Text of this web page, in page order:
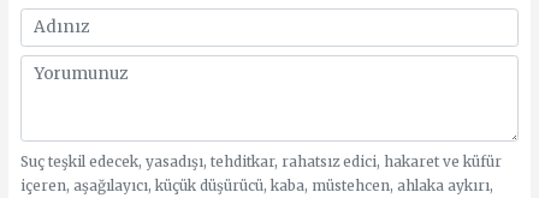
Suç teşkil edecek, yasadışı, tehditkar, rahatsız edici, hakaret ve küfür
içeren, aşağılayıcı, küçük düşürücü, kaba, müstehcen, ahlaka aykırı,